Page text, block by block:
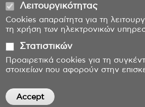
Λειτουργικότητας
Cookies απαραίτητα για τη
τη χρήση των ηλεκτρονικών
Στατιστικών
Προαιρετικά cookies για τη
στοιχείων που αφορούν στην
Accept